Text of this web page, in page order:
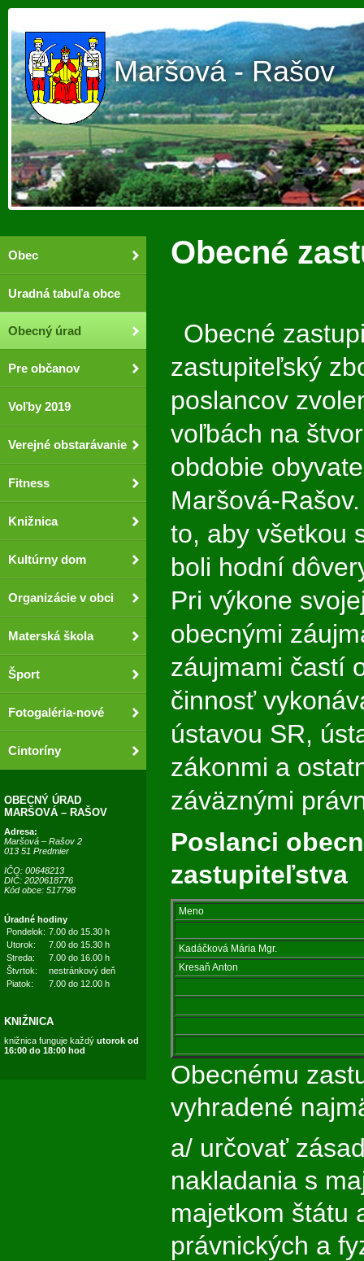
Maršová - Rašov
Obec
Uradná tabuľa obce
Obecný úrad
Pre občanov
Voľby 2019
Verejné obstarávanie
Fitness
Knižnica
Kultúrny dom
Organizácie v obci
Materská škola
Šport
Fotogaléria-nové
Cintoríny
OBECNÝ ÚRAD
MARŠOVÁ – RAŠOV
Adresa:
Maršová – Rašov 2
013 51 Predmier
IČO: 00648213
DIČ: 2020618776
Kód obce: 517798
Úradné hodiny
Pondelok: 7.00 do 15.30 h
Utorok:
7.00 do 15.30 h
Streda:
7.00 do 16.00 h
Štvrtok:
nestránkový deň
Piatok:
7.00 do 12.00 h
KNIŽNICA
knižnica funguje každý utorok od
16:00 do 18:00 hod
Obecné
Obecné
zastupiteľský
poslancov
voľbách na
obdobie
Maršová-
to, aby všetkou
boli hodní
Pri výkone
obecnými
záujmami častí
činnosť
ústavou SR,
zákonmi a
záväznými
Poslanci
zastupiteľstva
Meno
Kadáčková Mária Mgr.
Kresaň Anton
Obecnému
vyhradené
a/ určovať
nakladania s
majetkom štátu
právnických a